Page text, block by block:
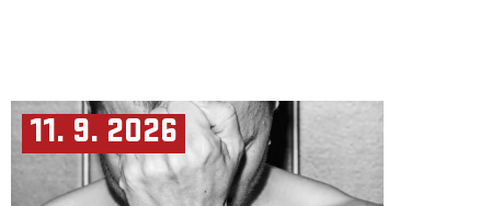
11. 9. 2026